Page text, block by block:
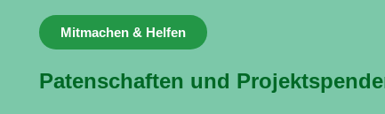
Mitmachen & Helfen
Patenschaften und